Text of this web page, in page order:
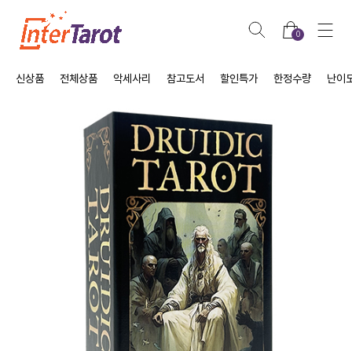
0
신상품 전체상품 악세사리 참고도서 할인특가 한정수량 난이